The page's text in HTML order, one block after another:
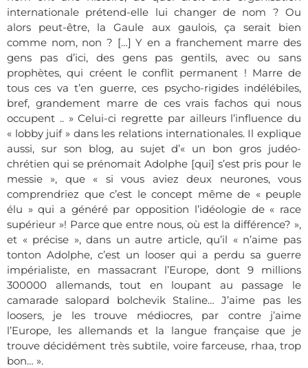
internationale prétend-elle lui changer de nom ? Ou
alors peut-être, la Gaule aux gaulois, ça serait bien
comme nom, non ? […] Y en a franchement marre des
gens pas d’ici, des gens pas gentils, avec ou sans
prophètes, qui créent le conflit permanent ! Marre de
tous ces va t’en guerre, ces psycho-rigides indélébiles,
bref, grandement marre de ces vrais fachos qui nous
occupent .. » Celui-ci regrette par ailleurs l’influence du
« lobby juif » dans les relations internationales. Il explique
aussi, sur son blog, au sujet d’« un bon gros judéo-
chrétien qui se prénomait Adolphe [qui] s’est pris pour le
messie », que « si vous aviez deux neurones, vous
comprendriez que c’est le concept même de « peuple
élu » qui a généré par opposition l’idéologie de « race
supérieur »! Parce que entre nous, où est la différence? »,
et « précise », dans un autre article, qu’il « n’aime pas
tonton Adolphe, c’est un looser qui a perdu sa guerre
impérialiste, en massacrant l’Europe, dont 9 millions
300000 allemands, tout en loupant au passage le
camarade salopard bolchevik Staline… J’aime pas les
loosers, je les trouve médiocres, par contre j’aime
l’Europe, les allemands et la langue française que je
trouve décidément très subtile, voire farceuse, rhaa, trop
bon… ».